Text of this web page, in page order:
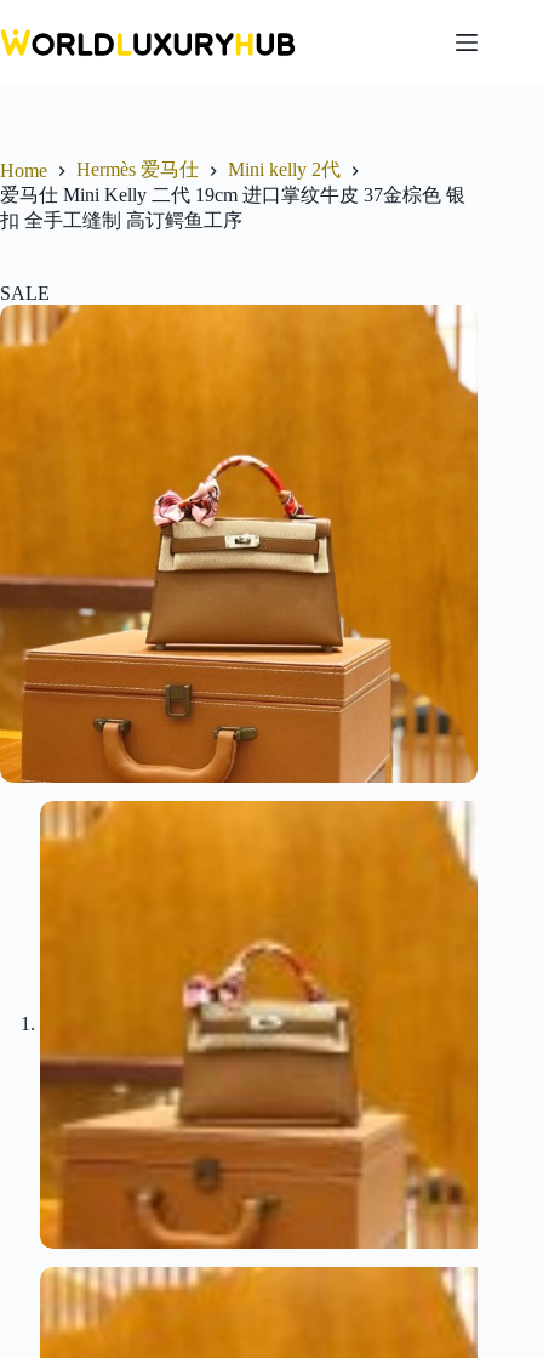
to
content
Home Hermès 爱马仕
Mini kelly 2代
爱马仕 Mini Kelly 二代 19cm 进口掌纹牛皮 37金棕色 银
扣 全手工缝制 高订鳄鱼工序
SALE